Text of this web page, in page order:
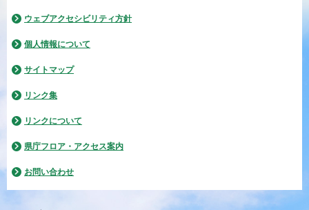
ウェブアクセシビリティ方針
個人情報について
サイトマップ
リンク集
リンクについて
県庁フロア・アクセス案内
お問い合わせ